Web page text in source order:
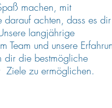
machen, mit
achten, dass es dir
langjährige
Team und unsere
dir die bestmögliche
Ziele zu ermöglichen.